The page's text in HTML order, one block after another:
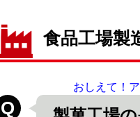
食品工場製
おしえて！